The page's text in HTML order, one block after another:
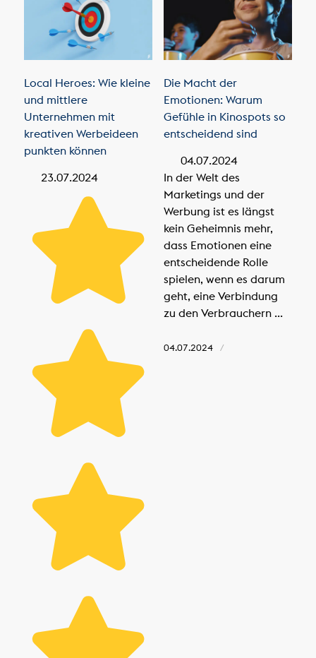
Local Heroes: Wie kleine
und mittlere
Unternehmen mit
kreativen Werbeideen
punkten können
23.07.2024
Die Macht der
Emotionen: Warum
Gefühle in Kinospots so
entscheidend sind
04.07.2024
In der Welt des
Marketings und der
Werbung ist es längst
kein Geheimnis mehr,
dass Emotionen eine
entscheidende Rolle
spielen, wenn es darum
geht, eine Verbindung
zu den Verbrauchern ...
04.07.2024 /